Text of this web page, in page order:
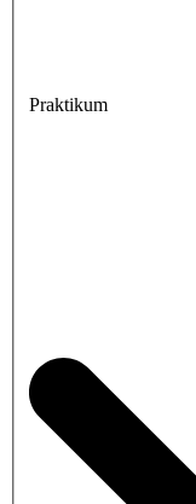
Praktikum